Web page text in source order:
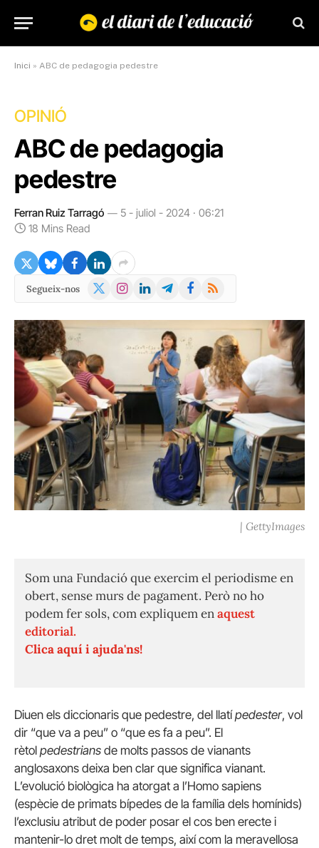
Inici » ABC de pedagogia pedestre
OPINIÓ
ABC de pedagogia
pedestre
Ferran Ruiz Tarragó
5 - juliol - 2024 · 06:21
18 Mins Read
Segueix-nos
X
Instagram
LinkedInTelegramFacebook
RSS
| GettyImages
Som una Fundació que exercim el periodisme en
obert, sense murs de pagament. Però no ho
podem fer sols, com expliquem enaquest
editorial.
Clica aquí i ajuda'ns!
Diuen els diccionaris que pedestre, del llatípedester, vol
dir “que va a peu” o “que es fa a peu”. El
rètol pedestrians de molts passos de vianants
anglosaxons deixa ben clar que significa vianant.
L’evolució biològica ha atorgat a l’Homo sapiens
(espècie de primats bípedes de la família dels homínids)
l’exclusiu atribut de poder posar el cos ben erecte i
mantenir-lo dret molt de temps, així com la meravellosa